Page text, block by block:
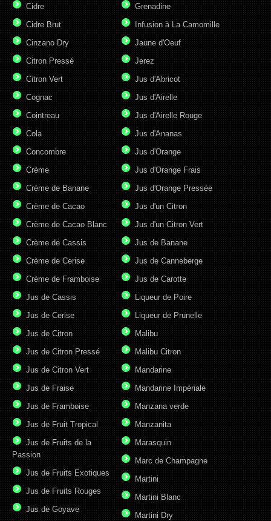
Cidre
Cidre Brut
Cinzano Dry
Citron Pressé
Citron Vert
Cognac
Cointreau
Cola
Concombre
Crème
Crème de Banane
Crème de Cacao
Crème de Cacao Blanc
Crème de Cassis
Crème de Cerise
Crème de Framboise
Grenadine
Infusion à La Camomille
Jaune d'Oeuf
Jerez
Jus d'Abricot
Jus d'Airelle
Jus d'Airelle Rouge
Jus d'Ananas
Jus d'Orange
Jus d'Orange Frais
Jus d'Orange Pressée
Jus d'un Citron
Jus d'un Citron Vert
Jus de Banane
Jus de Canneberge
Jus de Carotte
Jus de Cassis
Jus de Cerise
Jus de Citron
Jus de Citron Pressé
Jus de Citron Vert
Jus de Fraise
Jus de Framboise
Jus de Fruit Tropical
Jus de Fruits de la
Passion
Jus de Fruits Exotiques
Jus de Fruits Rouges
Jus de Goyave
Liqueur de Poire
Liqueur de Prunelle
Malibu
Malibu Citron
Mandarine
Mandarine Impériale
Manzana verde
Manzanita
Marasquin
Marc de Champagne
Martini
Martini Blanc
Martini Dry